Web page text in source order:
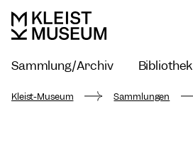
Sammlung/Archiv Bibliothek
Kleist-Museum Sammlungen